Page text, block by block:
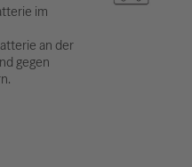
im
an der
gegen